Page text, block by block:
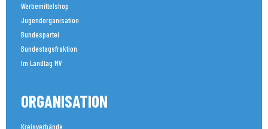
Werbemittelshop
Jugendorganisation
Bundespartei
Bundestagsfraktion
Im Landtag MV
ORGANISATION
Kreisverbände